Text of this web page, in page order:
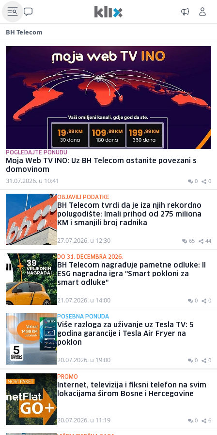
BH Telecom
POGLEDAJTE PONUDU
Moja Web TV INO: Uz BH Telecom ostanite povezani s
domovinom
31.07.2026. u 10:41 0 0
OBJAVILI PODATKE
BH Telecom tvrdi da je iza njih rekordno
polugodište: Imali prihod od 275 miliona
KM i smanjili broj radnika
27.07.2026. u 12:30 65 44
DO 31. DECEMBRA 2026.
BH Telecom nagrađuje pametne odluke: II
ESG nagradna igra "Smart pokloni za
smart odluke"
21.07.2026. u 14:00 0 0
POSEBNA PONUDA
Više razloga za uživanje uz Tesla TV: 5
godina garancije i Tesla Air Fryer na
poklon
20.07.2026. u 19:00 0 0
PROMO
Internet, televizija i fiksni telefon na svim
lokacijama širom Bosne i Hercegovine
20.07.2026. u 11:19 0 6